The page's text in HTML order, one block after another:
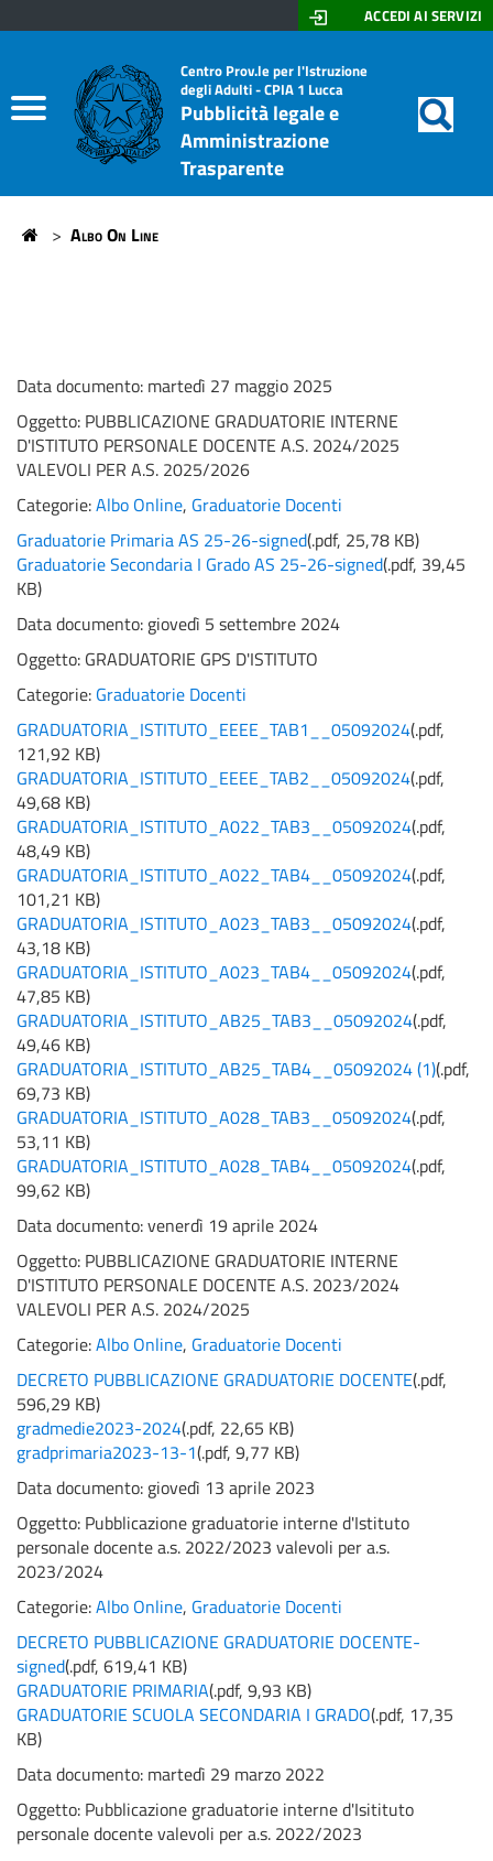
Albo On Line
Amministrazione trasparente
ACCEDI AI SERVIZI
Don
Lazzeri
-
Stagi
Centro Prov.le per l'Istruzione
degli Adulti - CPIA 1 Lucca
Pubblicità legale e
Amministrazione
Trasparente
di
Home
> Albo On Line
Data documento: martedì 27 maggio 2025
Oggetto: PUBBLICAZIONE GRADUATORIE INTERNE
D'ISTITUTO PERSONALE DOCENTE A.S. 2024/2025
VALEVOLI PER A.S. 2025/2026
Categorie:Albo Online, Graduatorie Docenti
Graduatorie Primaria AS 25-26-signed(.pdf, 25,78 KB)
Graduatorie Secondaria I Grado AS 25-26-signed(.pdf, 39,45
KB)
Data documento: giovedì 5 settembre 2024
Oggetto: GRADUATORIE GPS D'ISTITUTO
Categorie: Graduatorie Docenti
GRADUATORIA_ISTITUTO_EEEE_TAB1__05092024(.pdf,
121,92 KB)
GRADUATORIA_ISTITUTO_EEEE_TAB2__05092024(.pdf,
49,68 KB)
GRADUATORIA_ISTITUTO_A022_TAB3__05092024(.pdf,
48,49 KB)
GRADUATORIA_ISTITUTO_A022_TAB4__05092024(.pdf,
101,21 KB)
GRADUATORIA_ISTITUTO_A023_TAB3__05092024(.pdf,
43,18 KB)
GRADUATORIA_ISTITUTO_A023_TAB4__05092024(.pdf,
47,85 KB)
GRADUATORIA_ISTITUTO_AB25_TAB3__05092024(.pdf,
49,46 KB)
GRADUATORIA_ISTITUTO_AB25_TAB4__05092024 (1)(.pdf,
69,73 KB)
GRADUATORIA_ISTITUTO_A028_TAB3__05092024(.pdf,
53,11 KB)
GRADUATORIA_ISTITUTO_A028_TAB4__05092024(.pdf,
99,62 KB)
Data documento: venerdì 19 aprile 2024
Oggetto: PUBBLICAZIONE GRADUATORIE INTERNE
D'ISTITUTO PERSONALE DOCENTE A.S. 2023/2024
VALEVOLI PER A.S. 2024/2025
Categorie:Albo Online, Graduatorie Docenti
DECRETO PUBBLICAZIONE GRADUATORIE DOCENTE(.pdf,
596,29 KB)
gradmedie2023-2024(.pdf, 22,65 KB)
gradprimaria2023-13-1(.pdf, 9,77 KB)
Data documento: giovedì 13 aprile 2023
Oggetto: Pubblicazione graduatorie interne d'Istituto
personale docente a.s. 2022/2023 valevoli per a.s.
2023/2024
Categorie:Albo Online, Graduatorie Docenti
DECRETO PUBBLICAZIONE GRADUATORIE DOCENTE-
signed(.pdf, 619,41 KB)
GRADUATORIE PRIMARIA(.pdf, 9,93 KB)
GRADUATORIE SCUOLA SECONDARIA I GRADO(.pdf, 17,35
KB)
Data documento: martedì 29 marzo 2022
Oggetto: Pubblicazione graduatorie interne d'Isitituto
personale docente valevoli per a.s. 2022/2023